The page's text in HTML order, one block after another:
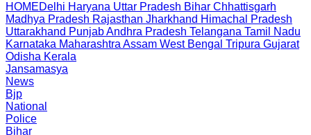
HOMEDelhi Haryana Uttar Pradesh Bihar Chhattisgarh
Madhya Pradesh Rajasthan Jharkhand Himachal Pradesh
Uttarakhand PunjabAndhra Pradesh Telangana Tamil Nadu
Karnataka Maharashtra Assam West Bengal Tripura Gujarat
Odisha Kerala
Jansamasya
News
Bjp
National
Police
Bihar